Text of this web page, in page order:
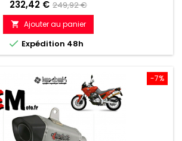
Prix
232,42 € Prix
de
référence
249,92 €
 Ajouter au panier
 Expédition 48h
-7%